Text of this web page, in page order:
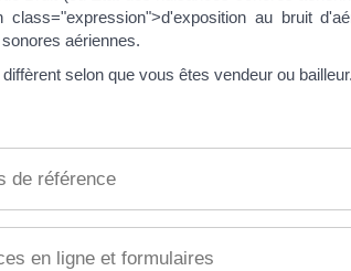
class="expression">d'exposition au bruit
aériennes.
selon que vous êtes vendeur ou bailleur.
de référence
en ligne et formulaires